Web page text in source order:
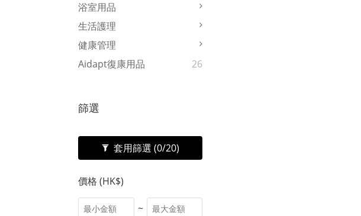
浴室用品
生活護理
健康管理
Aidapt復康用品
26
篩選
套用篩選 (0/20)
價格 (HK$)
~